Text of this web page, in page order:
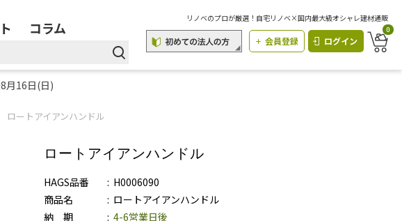
コラム
リノベのプロが厳選！自宅リノベ×国内最大級オシャレ建材通販
会員登録 ログイン
0
月16日(日)
ロートアイアンハンドル
ロートアイアンハンドル
HAGS品番
H0006090
商品名
ロートアイアンハンドル
納 期
4-6営業日後